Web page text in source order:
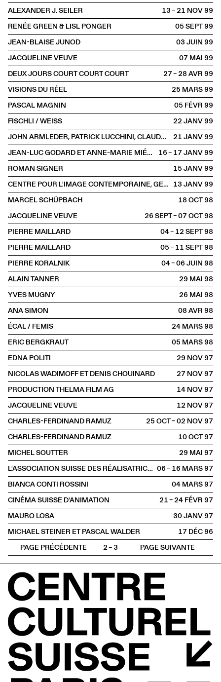
ALEXANDER J. SEILER
13 – 21 NOV1999
RENÉE GREEN & LISL PONGER
05 SEPT1999
JEAN-BLAISE JUNOD
03 JUIN1999
JACQUELINE VEUVE
07 MAI1999
DEUX JOURS COURT COURT COURT
27 – 28 AVR1999
VISIONS DU RÉEL
25 MARS1999
PASCAL MAGNIN
05 FÉVR1999
FISCHLI / WEISS
22 JANV1999
JOHN ARMLEDER, PATRICK LUCCHINI, CLAUDE RYCHNER
21 JANV1999
JEAN-LUC GODARD ET ANNE-MARIE MIÉVILLE
16 – 17 JANV1999
ROMAN SIGNER
15 JANV1999
CENTRE POUR L'IMAGE CONTEMPORAINE, GENÈVE 13 JANV1999
MARCEL SCHÜPBACH
18 OCT1998
JACQUELINE VEUVE
26 SEPT – 07 OCT1998
PIERRE MAILLARD
04 – 12 SEPT1998
PIERRE MAILLARD
05 – 11 SEPT1998
PIERRE KORALNIK
04 – 06 JUIN1998
ALAIN TANNER
29 MAI1998
YVES MUGNY
26 MAI1998
ANA SIMON
08 AVR1998
ÉCAL / FEMIS
24 MARS1998
ERIC BERGKRAUT
05 MARS1998
EDNA POLITI
29 NOV1997
NICOLAS WADIMOFF ET DENIS CHOUINARD
27 NOV1997
PRODUCTION THELMA FILM AG
14 NOV1997
JACQUELINE VEUVE
12 NOV1997
CHARLES-FERDINAND RAMUZ
25 OCT – 02 NOV1997
CHARLES-FERDINAND RAMUZ
10 OCT1997
MICHEL SOUTTER
29 MAI1997
L'ASSOCIATION SUISSE DES RÉALISATRICES ET DES RÉALISATEURS DE FILMS 06 – 16 MARS1997
BIANCA CONTI ROSSINI
04 MARS1997
CINÉMA SUISSE D'ANIMATION
21 – 24 FÉVR1997
MAURO LOSA
30 JANV1997
MICHAEL STEINER ET PASCAL WALDER
17 DÉC1996
PAGE PRÉCÉDENTE
2 – 3 PAGE SUIVANTE